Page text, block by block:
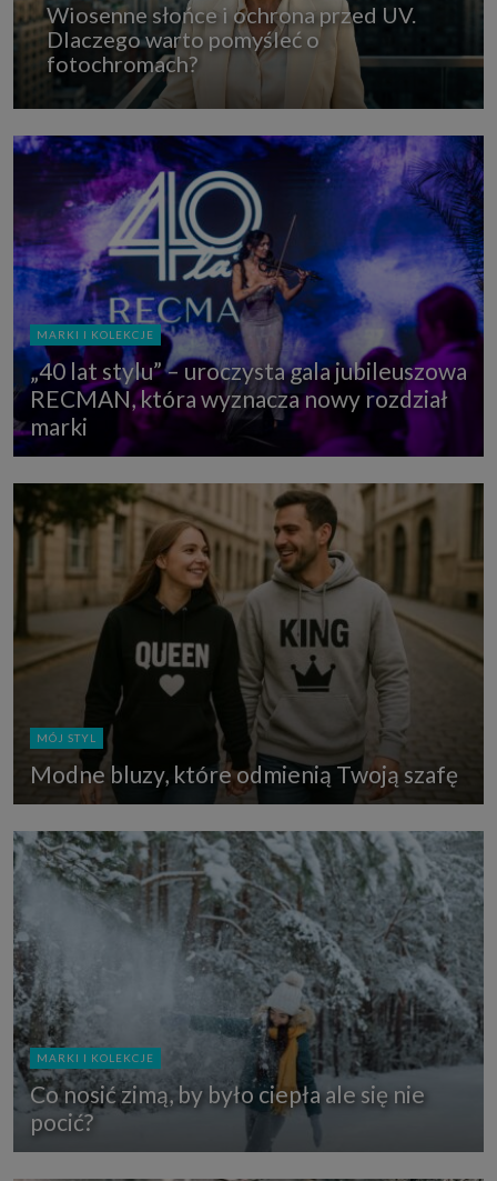
Wiosenne słońce i ochrona przed UV.
Dlaczego warto pomyśleć o
fotochromach?
MARKI I KOLEKCJE
„40 lat stylu” – uroczysta gala jubileuszowa
RECMAN, która wyznacza nowy rozdział
marki
MÓJ STYL
Modne bluzy, które odmienią Twoją szafę
MARKI I KOLEKCJE
Co nosić zimą, by było ciepła ale się nie
pocić?